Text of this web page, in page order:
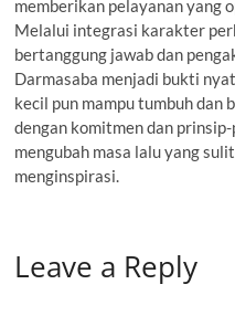
memberikan pelayanan yang
Melalui integrasi karakter
bertanggung jawab dan
Darmasaba menjadi bukti
kecil pun mampu tumbuh dan
dengan komitmen dan
mengubah masa lalu yang
menginspirasi.
Leave a Reply